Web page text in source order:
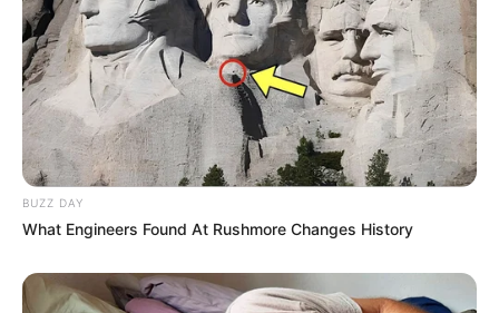
O projeto prevê a revogação de normas contráriase estabelece
que a nova lei entrará em vigor na data de sua publicação.
BUZZ DAY
What Engineers Found At Rushmore Changes History